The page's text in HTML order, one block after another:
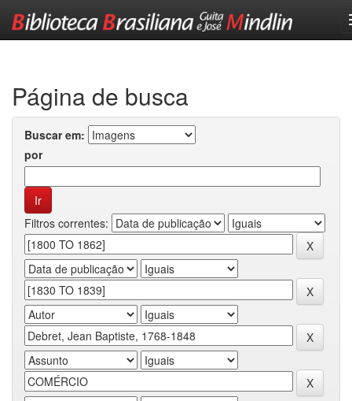
Página de busca
Buscar em:
por
Filtros correntes: